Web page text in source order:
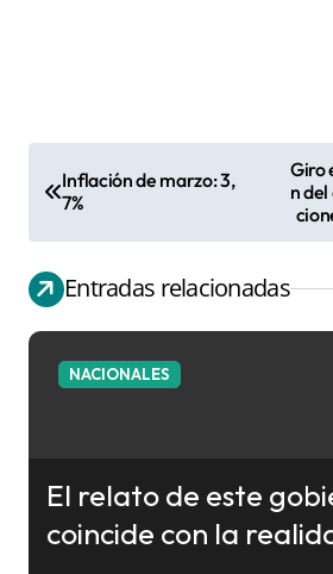
N
e
g
Inflación de marzo: 3,
7%
Giro
n
Entradas relacionadas
NACIONALES
El relato de este
coincide con la